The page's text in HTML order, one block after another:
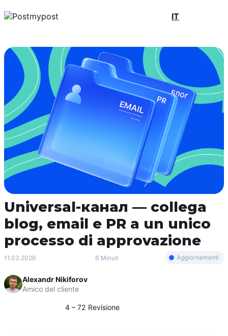
IT
Universal-канал — collega
blog, email e PR a un unico
processo di approvazione
11.03.2026 6 Minuti Aggiornamenti
Alexandr Nikiforov
Amico del cliente
4 – 72 Revisione